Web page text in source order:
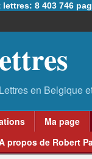
8 403 746
Ma page
propos de Robert